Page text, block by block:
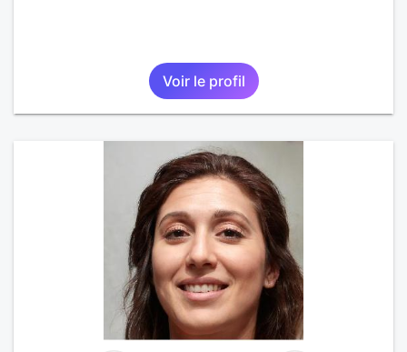
Voir le profil